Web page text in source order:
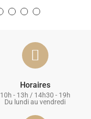
Horaires
10h - 13h / 14h30 - 19h
Du lundi au vendredi